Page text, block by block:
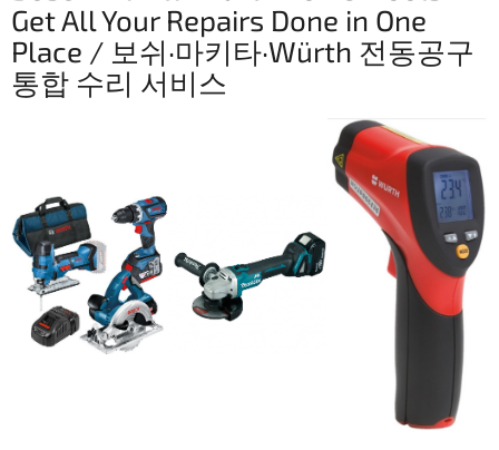
Get All Your Repairs Done in One
Place / 보쉬·마키타·Würth 전동공구
통합 수리 서비스